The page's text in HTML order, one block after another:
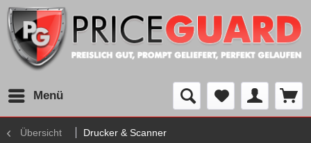
Menü
Übersicht Drucker & Scanner